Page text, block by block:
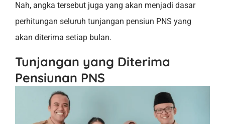
Nah, angka tersebut juga yang akan menjadi dasar
perhitungan seluruh tunjangan pensiun PNS yang
akan diterima setiap bulan.
Tunjangan yang Diterima
Pensiunan PNS